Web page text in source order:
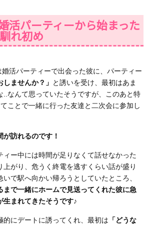
活パーティーから始まった
れ初め
婚活パーティーで出会った彼に、パーティー
しませんか？」 と誘いを受け、最初はあま
..なんて思っていたそうですが、このあと特
ことで一緒に行った友達と二次会に参加し
訪れるのです！
ィー中には時間が足りなくて話せなかった
上がり、危うく終電を逃すくらい話が盛り
いで駅へ向かい帰ろうとしていたところ、
まで一緒にホームで見送ってくれた彼に急
生まれてきたそうです♪
的にデートに誘ってくれ、最初は 「どうな